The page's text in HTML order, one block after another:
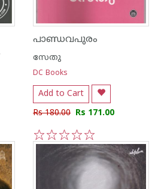
പാണ്ഡവപുരം
സേതു
DC Books
Add to Cart
Rs 180.00 Rs 171.00
5
4
3
2
1